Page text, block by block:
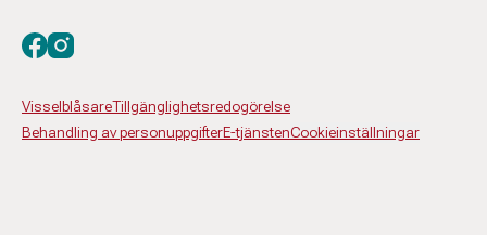
VisselblåsareTillgänglighetsredogörelse
Behandling av personuppgifterE-tjänstenCookieinställningar
Besök oss på facebook
Besök oss på instagram